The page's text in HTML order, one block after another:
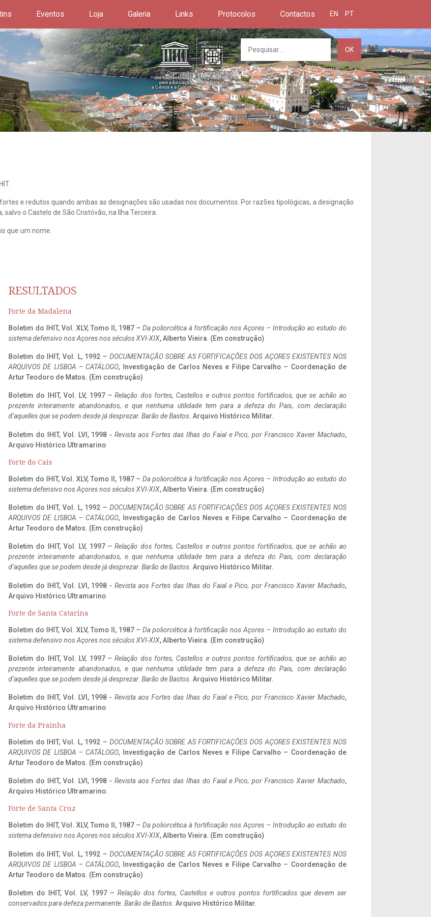
Eventos Loja Galeria Links Protocolos Contactos EN PT
OK
e redutos quando ambas as designações são usadas nos documentos. Por razões tipológicas, a designação
o Castelo de São Cristóvão, na Ilha Terceira.
que um nome.
RESULTADOS
Forte da Madalena
Boletim do IHIT, Vol. XLV, Tomo II, 1987 – Da poliorcética à fortificação nos Açores – Introdução ao estudo do
sistema defensivo nos Açores nos séculos XVI-XIX, Alberto Vieira. (Em construção)
Boletim do IHIT, Vol. L, 1992 – DOCUMENTAÇÃO SOBRE AS FORTIFICAÇÕES DOS AÇORES EXISTENTES NOS
ARQUIVOS DE LISBOA – CATÁLOGO, Investigação de Carlos Neves e Filipe Carvalho – Coordenação de
Artur Teodoro de Matos. (Em construção)
Boletim do IHIT, Vol. LV, 1997 –Relação dos fortes, Castellos e outros pontos fortificados, que se achão ao
prezente inteiramente abandonados, e que nenhuma utilidade tem para a defeza do Pais, com declaração
d’aquelles que se podem desde já desprezar. Barão de Bastos. Arquivo Histórico Militar.
Boletim do IHIT, Vol. LVI, 1998 -Revista aos Fortes das Ilhas do Faial e Pico, por Francisco Xavier Machado,
Arquivo Histórico Ultramarino
Forte do Cais
Boletim do IHIT, Vol. XLV, Tomo II, 1987 – Da poliorcética à fortificação nos Açores – Introdução ao estudo do
sistema defensivo nos Açores nos séculos XVI-XIX, Alberto Vieira. (Em construção)
Boletim do IHIT, Vol. L, 1992 – DOCUMENTAÇÃO SOBRE AS FORTIFICAÇÕES DOS AÇORES EXISTENTES NOS
ARQUIVOS DE LISBOA – CATÁLOGO, Investigação de Carlos Neves e Filipe Carvalho – Coordenação de
Artur Teodoro de Matos. (Em construção)
Boletim do IHIT, Vol. LV, 1997 –Relação dos fortes, Castellos e outros pontos fortificados, que se achão ao
prezente inteiramente abandonados, e que nenhuma utilidade tem para a defeza do Pais, com declaração
d’aquelles que se podem desde já desprezar. Barão de Bastos. Arquivo Histórico Militar.
Boletim do IHIT, Vol. LVI, 1998 -Revista aos Fortes das Ilhas do Faial e Pico, por Francisco Xavier Machado,
Arquivo Histórico Ultramarino
Forte de Santa Catarina
Boletim do IHIT, Vol. XLV, Tomo II, 1987 – Da poliorcética à fortificação nos Açores – Introdução ao estudo do
sistema defensivo nos Açores nos séculos XVI-XIX, Alberto Vieira. (Em construção)
Boletim do IHIT, Vol. LV, 1997 –Relação dos fortes, Castellos e outros pontos fortificados, que se achão ao
prezente inteiramente abandonados, e que nenhuma utilidade tem para a defeza do Pais, com declaração
d’aquelles que se podem desde já desprezar. Barão de Bastos. Arquivo Histórico Militar.
Boletim do IHIT, Vol. LVI, 1998 -Revista aos Fortes das Ilhas do Faial e Pico, por Francisco Xavier Machado,
Arquivo Histórico Ultramarino
Forte da Prainha
Boletim do IHIT, Vol. L, 1992 – DOCUMENTAÇÃO SOBRE AS FORTIFICAÇÕES DOS AÇORES EXISTENTES NOS
ARQUIVOS DE LISBOA – CATÁLOGO, Investigação de Carlos Neves e Filipe Carvalho – Coordenação de
Artur Teodoro de Matos. (Em construção)
Boletim do IHIT, Vol. LVI, 1998 -Revista aos Fortes das Ilhas do Faial e Pico, por Francisco Xavier Machado,
Arquivo Histórico Ultramarino.
Forte de Santa Cruz
Boletim do IHIT, Vol. XLV, Tomo II, 1987 – Da poliorcética à fortificação nos Açores – Introdução ao estudo do
sistema defensivo nos Açores nos séculos XVI-XIX, Alberto Vieira. (Em construção)
Boletim do IHIT, Vol. L, 1992 – DOCUMENTAÇÃO SOBRE AS FORTIFICAÇÕES DOS AÇORES EXISTENTES NOS
ARQUIVOS DE LISBOA – CATÁLOGO, Investigação de Carlos Neves e Filipe Carvalho – Coordenação de
Artur Teodoro de Matos. (Em construção)
Boletim do IHIT, Vol. LV, 1997 – Relação dos fortes, Castellos e outros pontos fortificados que devem ser
conservados para defeza permanente. Barão de Bastos. Arquivo Histórico Militar.